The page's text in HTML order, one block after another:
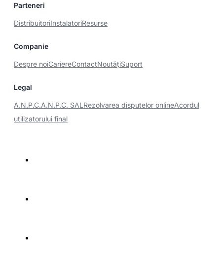
Parteneri
DistribuitoriInstalatoriResurse
Companie
Despre noiCariereContactNoutăţiSuport
Legal
A.N.P.C.A.N.P.C. SALRezolvarea disputelor onlineAcordul
utilizatorului final